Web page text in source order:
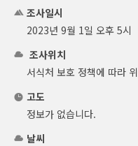
조사일시
2023년 9월 1일 오후 5시
조사위치
서식처 보호 정책에 따라
고도
정보가 없습니다.
날씨